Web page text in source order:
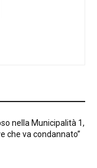
nella Municipalità 1,
che va condannato”